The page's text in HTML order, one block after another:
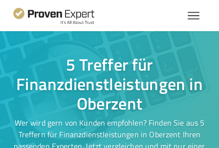
5 Treffer für
Finanzdienstleistungen in
Oberzent
Wer wird gern von Kunden empfohlen? Finden Sie aus 5
Treffern für Finanzdienstleistungen in Oberzent Ihren